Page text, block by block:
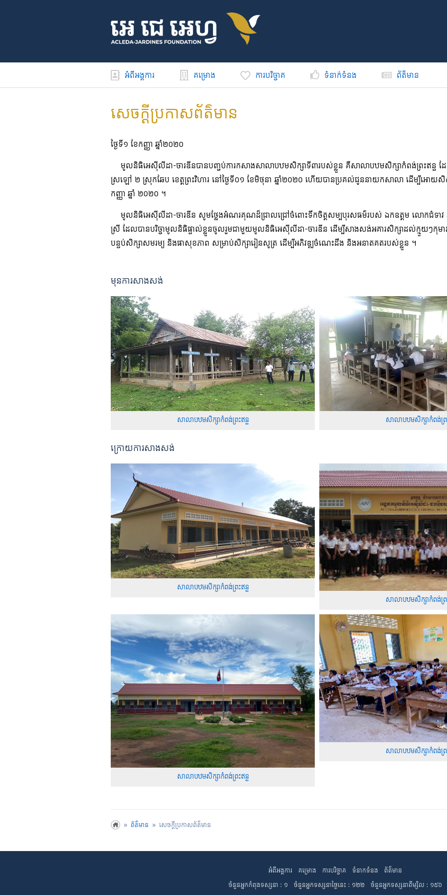
អំពីអង្គការ គម្រោង ការបរិច្ចាគ ទំនាក់ទំនង ព័ត៌មាន
សេចក្តីប្រកាសព័ត៌មាន
ថ្ងៃទី១ ខែកញ្ញា ឆ្នាំ២០២០
មូលនិធិអេស៊ីលីដា-ចារឌីនបានបញ្ចប់ការកសាងសាលាបឋមសិក្សាទី៣របស់ខ្លួន គឺសាលាបឋមសិក្សាកំពង់ព្រះឥន្ទ ដ
ស្រឡៅ ២ ស្រុកឆែប ខេត្តព្រះវិហារ នៅថ្ងៃទី០១ ខែមិថុនា ឆ្នាំ២០២០ ហើយបានប្រគល់ជូននាយកសាលា ដើម្បីអោយ
កញ្ញា ឆ្នាំ ២០២០ ។
មូលនិធិអេស៊ីលីដា-ចារឌីន សូមថ្លែងអំណរគុណដ៏ជ្រាលជ្រៅចំពោះទឹកចិត្តសម្បបុរសធម៌របស់ ឯកឧត្តម លោកជំទ
ស្រី ដែលបានបរិច្ចាមូលនិធិផ្ទាល់ខ្លួនចូលរួមជាមួយមូលនិធិអេស៊ីលីដា-ចារឌីន ដើម្បីសាងសង់អគារសិក្សាដល់ក្មួយៗកុមា
បន្ទប់សិក្សាសមរម្យ និងផាសុខភាព សម្រាប់សិក្សារៀនសូត្រ ដើម្បីអភិវឌ្ឍចំណេះដឹង និងអនាតគតរបស់ខ្លួន ។
មុនការសាងសង់
សាលាបឋមសិក្សាកំពង់ព្រះឥន្ទ សាលាបឋមសិក្សាកំពង់ព្រ
ក្រោយការសាងសង់
សាលាបឋមសិក្សាកំពង់ព្រះឥន្ទ
សាលាបឋមសិក្សាកំពង់ព្រ
សាលាបឋមសិក្សាកំពង់ព្រះឥន្ទ
សាលាបឋមសិក្សាកំពង់ព្រ
» ព័ត៌មាន » សេចក្តីប្រកាសព័ត៌មាន
អំពីអង្គការ គម្រោង ការបរិច្ចាគ ទំនាកទំនង
ព័ត៌មាន
ចំនួនអ្នកកំពុងទស្សនា : ១ ចំនួនអ្នកទស្សនាថ្ងៃនេះ : ១២២ ចំនួនអ្នកទស្សនាពីម្សិល : ១៥៦